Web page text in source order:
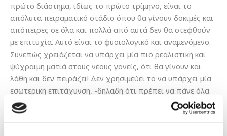
πρώτο διάστημα, ιδίως το πρώτο τρίμηνο, είναι το
απόλυτα πειραματικό στάδιο όπου θα γίνουν δοκιμές και
απόπειρες σε όλα και πολλά από αυτά δεν θα στεφθούν
με επιτυχία. Αυτό είναι το φυσιολογικό και αναμενόμενο.
Συνεπώς χρειάζεται να υπάρχει μία πιο ρεαλιστική και
ψύχραιμη ματιά στους νέους γονείς, ότι θα γίνουν και
λάθη και δεν πειράζει! Δεν χρησιμεύει το να υπάρχει μία
εσωτερική επιτάχυνση, -δηλαδή ότι πρέπει να πάνε όλα
γρήγορα καλά- γιατί αυτό θα οδηγήσει άμεσα και με
μαθηματική ακρίβεια σε μία γρήγορη ματαίωση.